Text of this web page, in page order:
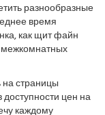
разнообразные
время
как щит файн
межкомнатных
на страницы
доступности цен на
каждому